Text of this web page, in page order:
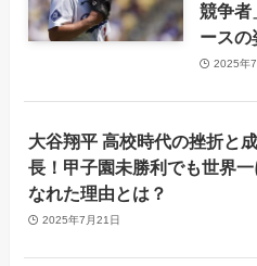
競争者
ースの
2025年
大谷翔平 高校時代の挫折と成
長！甲子園未勝利でも世界一
なれた理由とは？
2025年7月21日